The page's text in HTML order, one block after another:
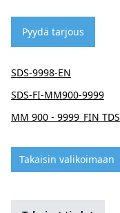
Pyydä tarjous
SDS-9998-EN
SDS-FI-MM900-9999
MM 900 - 9999_FIN TDS
Takaisin valikoimaan